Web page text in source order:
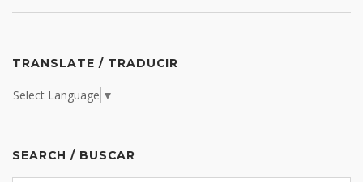
TRANSLATE / TRADUCIR
Select Language ▼
SEARCH / BUSCAR